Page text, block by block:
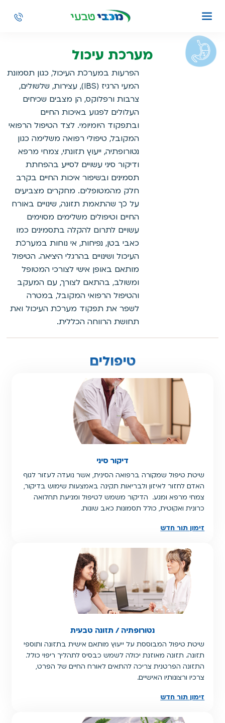
מערכת עיכול
הפרעות במערכת העיכול, כגון תסמונת
המעי הרגיז (IBS), עצירות, שלשולים,
צרבות ורפלוקס, הן מצבים שכיחים
העלולים לפגוע באיכות החיים
ובתפקוד היומיומי. לצד הטיפול הרפואי
המקובל, טיפולי רפואה משלימה כגון
נטורופתיה, ייעוץ תזונתי, צמחי מרפא
ודיקור סיני עשויים לסייע בהפחתת
תסמינים ובשיפור איכות החיים בקרב
חלק מהמטופלים. מחקרים מצביעים
על כך שהתאמת תזונה, שינויים באורח
החיים וטיפולים משלימים מסוימים
עשויים לתרום להקלה בתסמינים כמו
כאבי בטן, נפיחות, אי נוחות במערכת
העיכול ושינויים בהרגלי היציאה. הטיפול
מותאם באופן אישי לצורכי המטופל
ומשולב, בהתאם לצורך, עם המעקב
והטיפול הרפואי המקובל, במטרה
לשפר את תפקוד מערכת העיכול ואת
תחושת הרווחה הכללית.
טיפולים
דיקור סיני
שיטת טיפול שמקורה ברפואה הסינית, אשר נועדה לעזור לגוף
האדם לחזור לאיזון ולבריאות תקינה באמצעות שימוש בדיקור,
צמחי מרפא ומגע. הדיקור משמש לטיפול ומניעת תחלואה
כרונית ואקוטית, כולל תסמונות כאב שונות.
זימון תור חדש
נטורופתיה / תזונה טבעית
שיטת טיפול המבוססת על ייעוץ מותאם אישית בתזונה ותוספי
תזונה. תזונה מאוזנת יכולה לשמש כבסיס לתהליך ריפוי כולל.
התזונה הפרטנית צריכה להתאים לאורח החיים של הפרט,
צרכיו ורצונותיו האישיים.
זימון תור חדש